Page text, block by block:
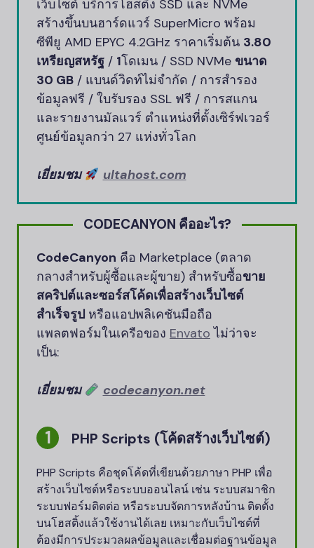
เว็บไซต์ บริการโฮสติ้ง SSD และ NVMe
สร้างขึ้นบนฮาร์ดแวร์ SuperMicro พร้อม
ซีพียู AMD EPYC 4.2GHz ราคาเริ่มต้น 3.80
เหรียญสหรัฐ / 1โดเมน / SSD NVMe ขนาด
30 GB / แบนด์วิดท์ไม่จำกัด / การสำรอง
ข้อมูลฟรี / ใบรับรอง SSL ฟรี / การสแกน
และรายงานมัลแวร์ ตำแหน่งที่ตั้งเซิร์ฟเวอร์
ศูนย์ข้อมูลกว่า 27 แห่งทั่วโลก
เยี่ยมชม ultahost.com
CODECANYON คืออะไร?
CodeCanyon คือ Marketplace (ตลาด
กลางสำหรับผู้ซื้อและผู้ขาย) สำหรับซื้อขาย
สคริปต์และซอร์สโค้ดเพื่อสร้างเว็บไซต์
สำเร็จรูป หรือแอปพลิเคชันมือถือ
แพลตฟอร์มในเครือของ Envato ไม่ว่าจะ
เป็น:
เยี่ยมชม codecanyon.net
PHP Scripts (โค้ดสร้างเว็บไซต์)
PHP Scripts คือชุดโค้ดที่เขียนด้วยภาษา PHP เพื่อ
สร้างเว็บไซต์หรือระบบออนไลน์ เช่น ระบบสมาชิก
ระบบฟอร์มติดต่อ หรือระบบจัดการหลังบ้าน ติดตั้ง
บนโฮสติ้งแล้วใช้งานได้เลย เหมาะกับเว็บไซต์ที่
ต้องมีการประมวลผลข้อมูลและเชื่อมต่อฐานข้อมูล